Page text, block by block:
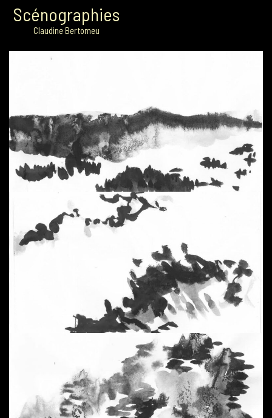
Scénographies
Claudine Bertomeu